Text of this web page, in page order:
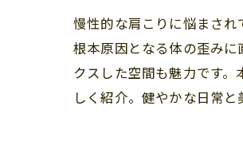
慢性的な肩こりに悩まさ
根本原因となる体の歪み
クスした空間も魅力です
しく紹介。健やかな日常